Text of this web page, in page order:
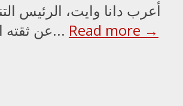
أعرب دانا وايت، الرئيس
UFC، عن ثقته المطلقة... Read more →